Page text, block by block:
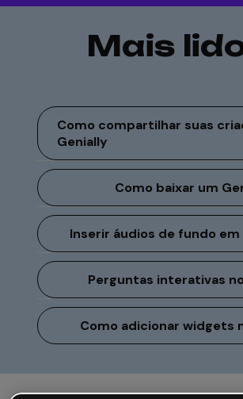
Mais
Como compartilhar suas
Genially
Como baixar um
Inserir áudios de fundo em
Perguntas interativas
Como adicionar widgets